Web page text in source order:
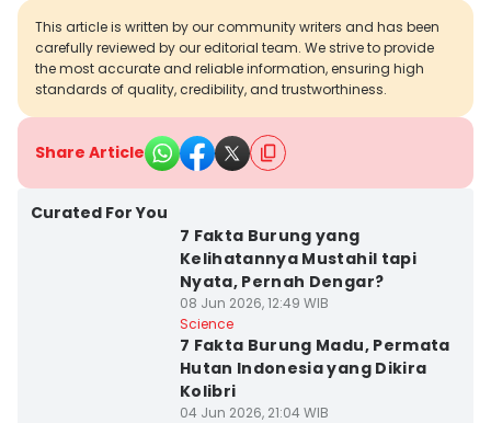
This article is written by our community writers and has been
carefully reviewed by our editorial team. We strive to provide
the most accurate and reliable information, ensuring high
standards of quality, credibility, and trustworthiness.
Share Article
Curated For You
7 Fakta Burung yang
Kelihatannya Mustahil tapi
Nyata, Pernah Dengar?
08 Jun 2026, 12:49 WIB
Science
7 Fakta Burung Madu, Permata
Hutan Indonesia yang Dikira
Kolibri
04 Jun 2026, 21:04 WIB